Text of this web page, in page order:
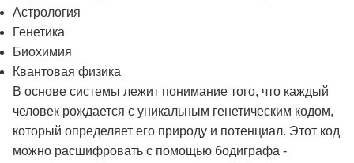
Астрология
Генетика
Биохимия
Квантовая физика
В основе системы лежит понимание того, что каждый
человек рождается с уникальным генетическим кодом,
который определяет его природу и потенциал. Этот код
можно расшифровать с помощью бодиграфа -